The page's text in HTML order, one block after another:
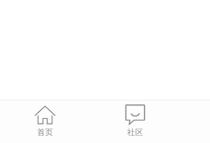
首页 社区